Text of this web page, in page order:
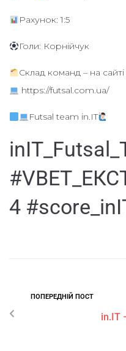
Рахунок: 1:5
Голи: Корнійчук
Склад команд – на
https://futsal.com.ua/
Futsal team in.IT
4
ПОПЕРЕДНІЙ ПОСТ
in.IT